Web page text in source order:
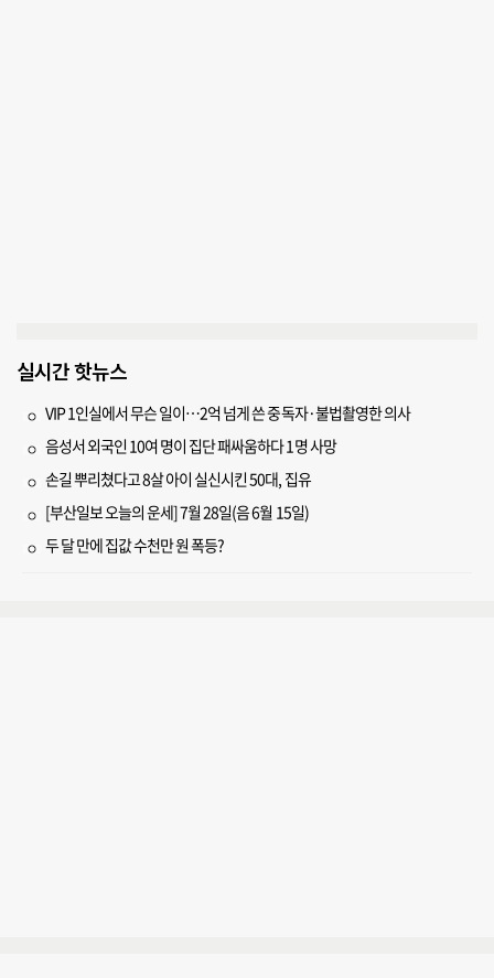
실시간 핫뉴스
VIP 1인실에서 무슨 일이…2억 넘게 쓴 중독자·불법촬영한 의사
음성서 외국인 10여 명이 집단 패싸움하다 1명 사망
손길 뿌리쳤다고 8살 아이 실신시킨 50대, 집유
[부산일보 오늘의 운세] 7월 28일(음 6월 15일)
두 달 만에 집값 수천만 원 폭등?